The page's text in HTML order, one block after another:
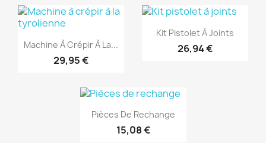
Aperçu rapide
Machine À Crépir À La...
29,95 €
Aperçu rapide
Kit Pistolet À Joints
26,94 €
(1)
Aperçu rapide
Pièces De Rechange
15,08 €
(1)